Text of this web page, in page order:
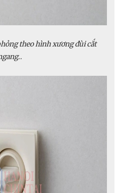
theo hình xương đùi cắt